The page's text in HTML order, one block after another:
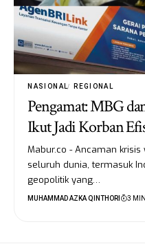
NASIONAL REGIONAL
Pengamat: MBG
Ikut Jadi Korban
Mabur.co - Ancaman
seluruh dunia, termasuk
geopolitik yang…
MUHAMMAD AZKA QINTHORI 3